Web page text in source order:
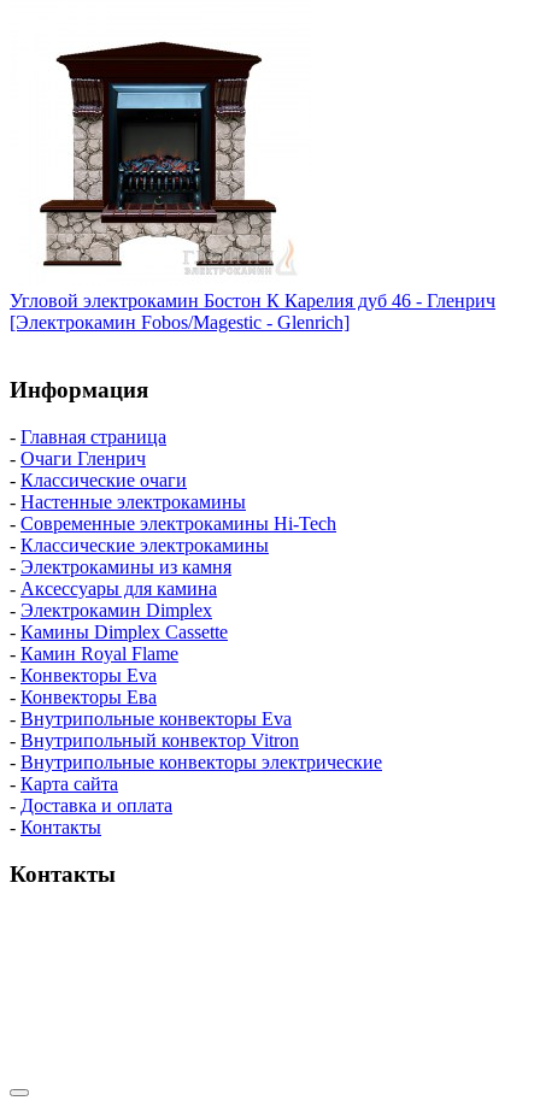
Угловой электрокамин Бостон К Карелия дуб 46 - Гленрич
[Электрокамин Fobos/Magestic - Glenrich]
Информация
- Главная страница
- Очаги Гленрич
- Классические очаги
- Настенные электрокамины
- Современные электрокамины Hi-Tech
- Классические электрокамины
- Электрокамины из камня
- Аксессуары для камина
- Электрокамин Dimplex
- Камины Dimplex Cassette
- Камин Royal Flame
- Конвекторы Eva
- Конвекторы Ева
- Внутрипольные конвекторы Eva
- Внутрипольный конвектор Vitron
- Внутрипольные конвекторы электрические
- Карта сайта
- Доставка и оплата
- Контакты
Контакты